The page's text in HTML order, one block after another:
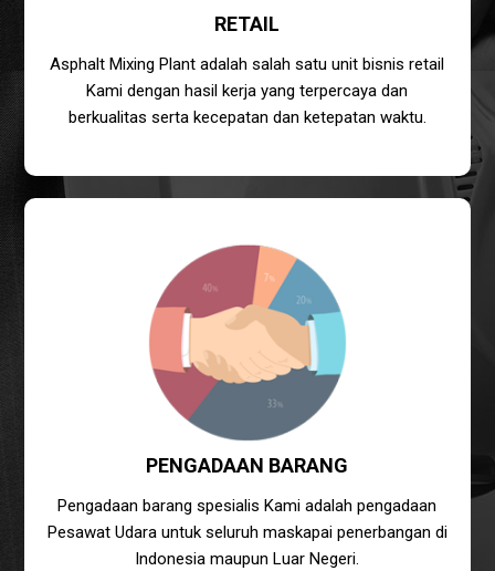
RETAIL
Asphalt Mixing Plant adalah salah satu unit bisnis retail
Kami dengan hasil kerja yang terpercaya dan
berkualitas serta kecepatan dan ketepatan waktu.
PENGADAAN BARANG
Pengadaan barang spesialis Kami adalah pengadaan
Pesawat Udara untuk seluruh maskapai penerbangan di
Indonesia maupun Luar Negeri.